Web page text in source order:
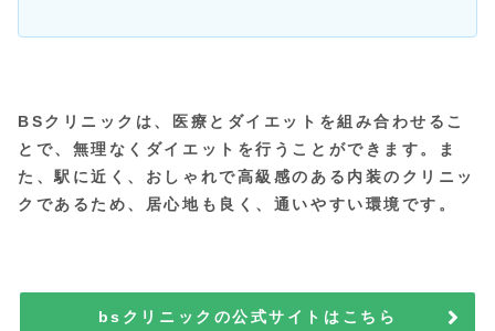
BSクリニックは、医療とダイエットを組み合わせるこ
とで、無理なくダイエットを行うことができます。ま
た、駅に近く、おしゃれで高級感のある内装のクリニッ
クであるため、居心地も良く、通いやすい環境です。
bsクリニックの公式サイトはこちら